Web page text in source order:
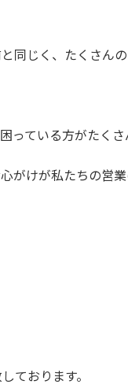
同じく、たくさん
っている方がたくさ
がけが私たちの営業
ております。